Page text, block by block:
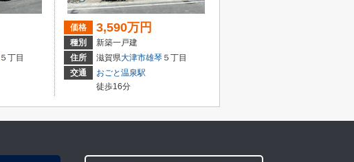
５丁目
価格 3,590万円
種別
新築一戸建
住所
滋賀県大津市雄琴 ５丁目
交通
おごと温泉駅
徒歩16分